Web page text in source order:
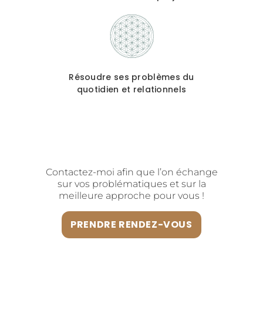
Résoudre ses problèmes du
quotidien et relationnels
Contactez-moi afin que l’on échange
sur vos problématiques et sur la
meilleure approche pour vous !
PRENDRE RENDEZ-VOUS